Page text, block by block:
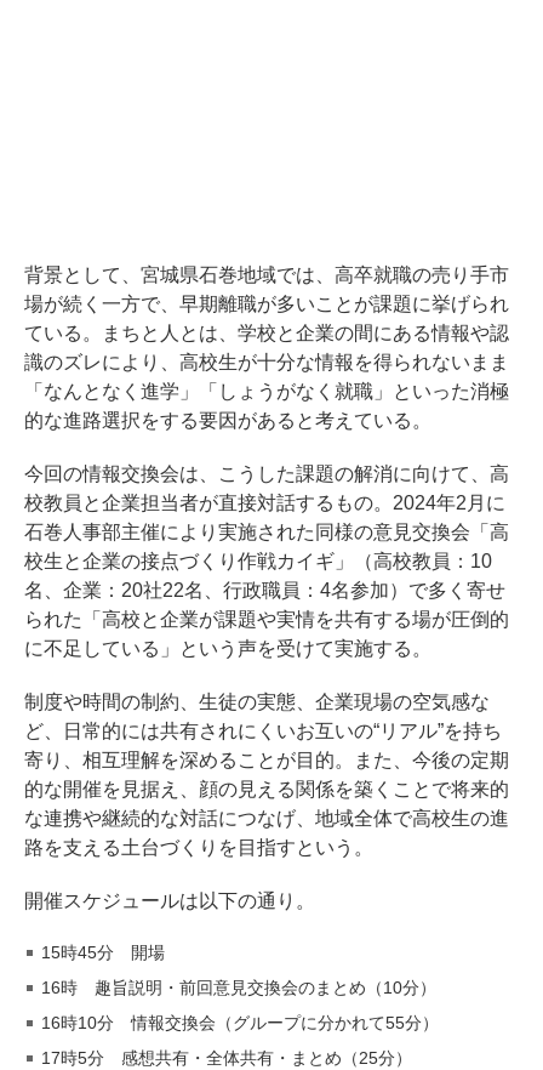
背景として、宮城県石巻地域では、高卒就職の売り手市
場が続く一方で、早期離職が多いことが課題に挙げられ
ている。まちと人とは、学校と企業の間にある情報や認
識のズレにより、高校生が十分な情報を得られないまま
「なんとなく進学」「しょうがなく就職」といった消極
的な進路選択をする要因があると考えている。
今回の情報交換会は、こうした課題の解消に向けて、高
校教員と企業担当者が直接対話するもの。2024年2月に
石巻人事部主催により実施された同様の意見交換会「高
校生と企業の接点づくり作戦カイギ」（高校教員：10
名、企業：20社22名、行政職員：4名参加）で多く寄せ
られた「高校と企業が課題や実情を共有する場が圧倒的
に不足している」という声を受けて実施する。
制度や時間の制約、生徒の実態、企業現場の空気感な
ど、日常的には共有されにくいお互いの“リアル”を持ち
寄り、相互理解を深めることが目的。また、今後の定期
的な開催を見据え、顔の見える関係を築くことで将来的
な連携や継続的な対話につなげ、地域全体で高校生の進
路を支える土台づくりを目指すという。
開催スケジュールは以下の通り。
15時45分 開場
16時 趣旨説明・前回意見交換会のまとめ（10分）
16時10分 情報交換会（グループに分かれて55分）
17時5分 感想共有・全体共有・まとめ（25分）